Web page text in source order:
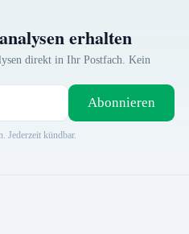
erhalten
direkt in Ihr Postfach. Kein
Abonnieren
Jederzeit kündbar.